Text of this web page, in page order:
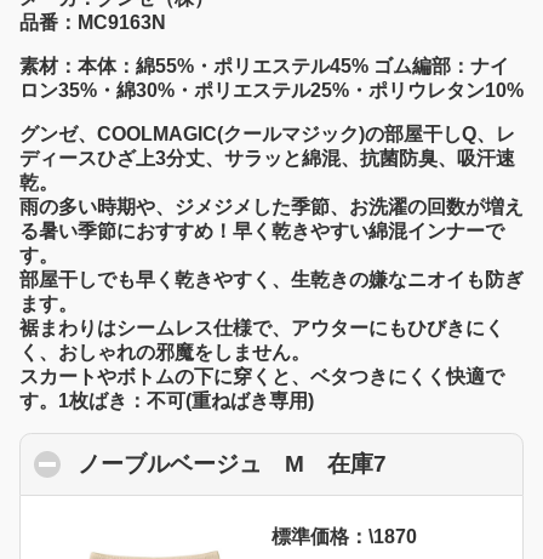
品番：MC9163N
素材：本体：綿55%・ポリエステル45% ゴム編部：ナイ
ロン35%・綿30%・ポリエステル25%・ポリウレタン10%
グンゼ、COOLMAGIC(クールマジック)の部屋干しQ、レ
ディースひざ上3分丈、サラッと綿混、抗菌防臭、吸汗速
乾。
雨の多い時期や、ジメジメした季節、お洗濯の回数が増え
る暑い季節におすすめ！早く乾きやすい綿混インナーで
す。
部屋干しでも早く乾きやすく、生乾きの嫌なニオイも防ぎ
ます。
裾まわりはシームレス仕様で、アウターにもひびきにく
く、おしゃれの邪魔をしません。
スカートやボトムの下に穿くと、ベタつきにくく快適で
す。1枚ばき：不可(重ねばき専用)
ノーブルベージュ M 在庫7
標準価格：\1870